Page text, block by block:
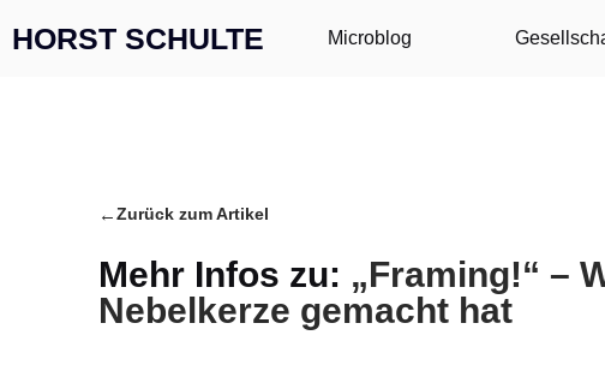
HORST SCHULTE Microblog
← Zurück zum Artikel
Mehr Infos zu: „Framing!“ –
Nebelkerze gemacht hat